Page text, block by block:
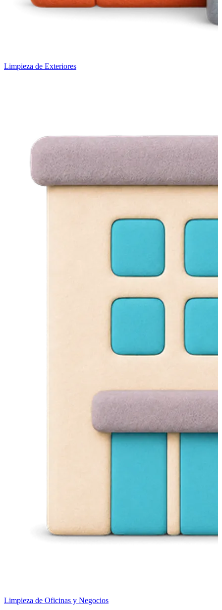
Limpieza de Exteriores
Limpieza de Oficinas y Negocios